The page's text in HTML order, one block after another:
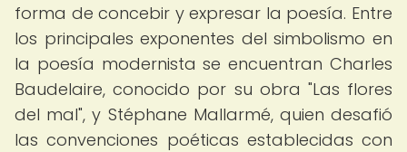
forma de concebir y expresar la poesía. Entre
los principales exponentes del simbolismo en
la poesía modernista se encuentran Charles
Baudelaire, conocido por su obra "Las flores
del mal", y Stéphane Mallarmé, quien desafió
las convenciones poéticas establecidas con